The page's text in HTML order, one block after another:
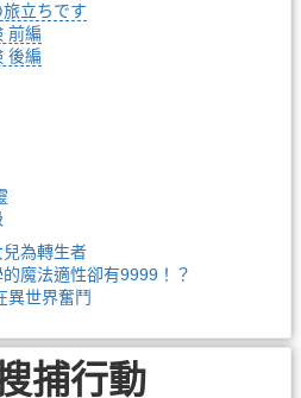
立ちです
前編
後編
為轉生者
魔法適性卻有9999！？
異世界奮鬥
捕行動